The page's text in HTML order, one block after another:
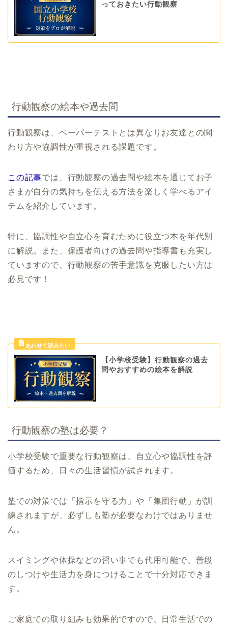
っておきたい行動観察
行動観察の絵本や過去問
行動観察は、ペーパーテストとは異なりお友達との関
わり方や協調性が重視される課題です。
この記事では、行動観察の過去問や絵本を通じてお子
さまが自分の気持ちを伝える方法を楽しく学べるアイ
テムを紹介しています。
特に、協調性や自立心を育むために役立つ本を年代別
に解説。また、保護者向けの過去問や指導書も充実し
ていますので、行動観察の苦手意識を克服したい方は
必見です！
【小学校受験】行動観察の過去
問やおすすめの絵本を解説
行動観察の塾は必要？
小学校受験で重要な行動観察は、自立心や協調性を評
価するため、日々の生活習慣が試されます。
塾での対策では「指示を守る力」や「集団行動」が訓
練されますが、必ずしも塾が必要なわけではありませ
ん。
スイミングや体操などの習い事でも代用可能で、普段
のしつけや生活力を身につけることで十分対応できま
す。
ご家庭での取り組みも効果的ですので、日常生活での